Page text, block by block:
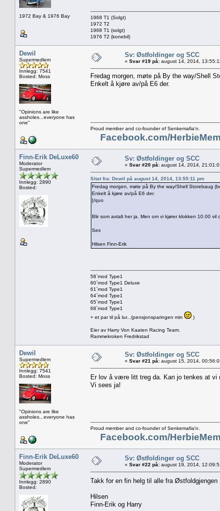
1972 Bay & 1976 Bay
1968 T1 (Solgt)
1972 T2
1968 T1 (solgt)
1976 T2 (konebil)
Dewil
Supermedlem
Innlegg: 7541
Bosted: Moss
"Opinions are like
assholes...everyone has
one"
Sv: Østfoldinger og SCC
« Svar #19 på: august 14, 2014,
Fredag morgen, møte på By the way/Shell
Enkelt å kjøre av/på E6 der.
Proud member and co-founder of Senkemafia'n.
Facebook.com/
Finn-Erik DeLuxe60
Moderator
Supermedlem
Innlegg: 2890
Bosted:
Sv: Østfoldinger og SCC
« Svar #20 på: august 14, 2014,
Sitat fra: Dewil på august 14, 2014, 13:55:11 pm
Fredag morgen, møte på By the way/Shell Storebaug
Enkelt å kjøre av/på E6 der.
[/quo
Blir som avtalt her ja. Men om vi kjører klokken 10.00
Ses
Hilsen Finn-Erik
58`mod Type1
60`mod Type1 Deluxe
61`mod Type1
64`mod Type1
65`mod Type1
68`mod Type1
+ et par til på lur...(pensjonsparingen min
)
Eier av Harry Von Kaaten Racing Team.
Rammekroken Fredrikstad
Dewil
Supermedlem
Innlegg: 7541
Bosted: Moss
"Opinions are like
assholes...everyone has
one"
Sv: Østfoldinger og SCC
« Svar #21 på: august 15, 2014,
Er lov å være litt treg da. Kan jo tenkes at
Vi sees ja!
Proud member and co-founder of Senkemafia'n.
Facebook.com/
Finn-Erik DeLuxe60
Moderator
Supermedlem
Innlegg: 2890
Bosted:
Sv: Østfoldinger og SCC
« Svar #22 på: august 19, 2014,
Takk for en fin helg til alle fra
Hilsen
Finn-Erik og Harry